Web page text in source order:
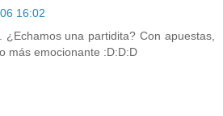
16:02
¿Echamos una partidita? Con apuestas,
más emocionante :D:D:D